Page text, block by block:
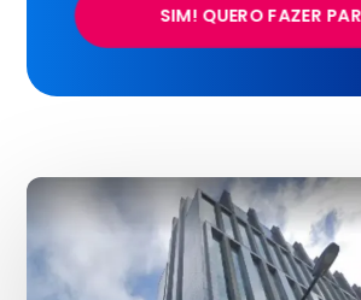
SIM! QUERO FAZER